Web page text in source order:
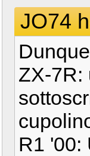
JO74
ZX-7R:
R1 '00: